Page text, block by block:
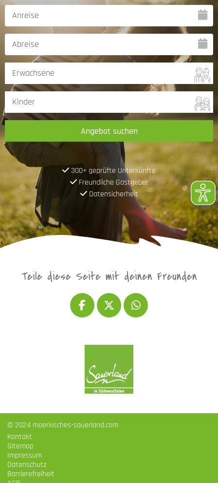
Angebot suchen
300+ geprüfte Unterkünfte
Freundliche Gastgeber
Datensicherheit
Teile diese Seite mit deinen Freunden
© 2024 maerkisches-sauerland.com
Kontakt
Sitemap
Impressum
Datenschutz
Barrierefreiheit